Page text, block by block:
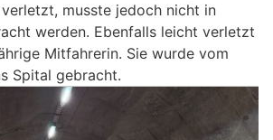
musste jedoch nicht in
werden. Ebenfalls leicht verletzt
Mitfahrerin. Sie wurde vom
Spital gebracht.